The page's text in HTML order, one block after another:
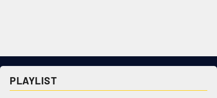
Economia e Lavoro
Politica
PLAYLIST